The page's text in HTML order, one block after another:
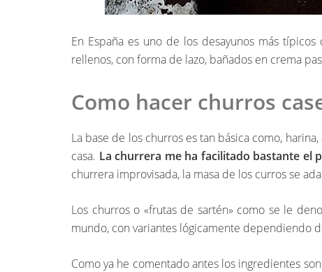
En España es uno de los desayunos más
rellenos, con forma de lazo, bañados en crema
Como hacer churros
La base de los churros es tan básica como,
casa. La churrera me ha facilitado bastante el
churrera improvisada, la masa de los curros se
Los churros o «frutas de sartén» como se le
mundo, con variantes lógicamente dependiendo
Como ya he comentado antes los ingredientes